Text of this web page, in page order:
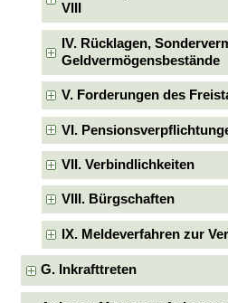
VIII
IV. Rücklagen,
Geldvermögensbestände
V. Forderungen des
VI.
VII. Verbindlichkeiten
VIII. Bürgschaften
IX. Meldeverfahren zur
G. Inkrafttreten